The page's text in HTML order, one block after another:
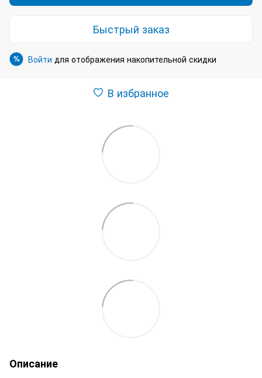
Быстрый заказ
% Войти для отображения накопительной скидки
В избранное
Описание